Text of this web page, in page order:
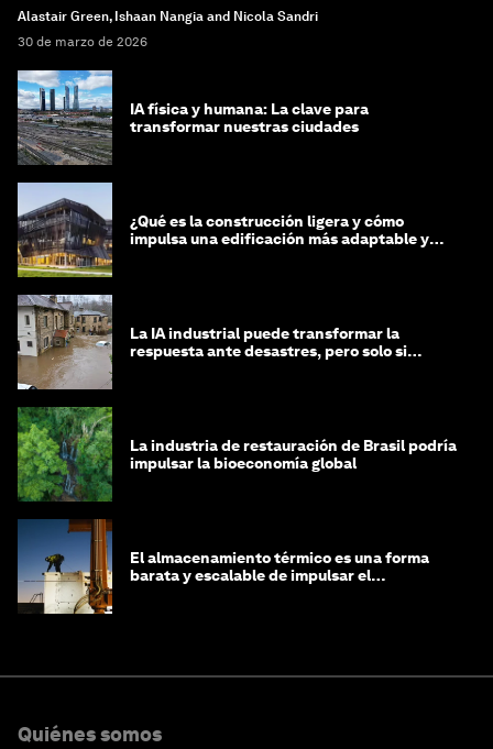
Alastair Green, Ishaan Nangia and Nicola Sandri
30 de marzo de 2026
IA física y humana: La clave para
transformar nuestras ciudades
¿Qué es la construcción ligera y cómo
impulsa una edificación más adaptable y
La IA industrial puede transformar la
respuesta ante desastres, pero solo si
La industria de restauración de Brasil podría
impulsar la bioeconomía global
El almacenamiento térmico es una forma
barata y escalable de impulsar el
Quiénes somos